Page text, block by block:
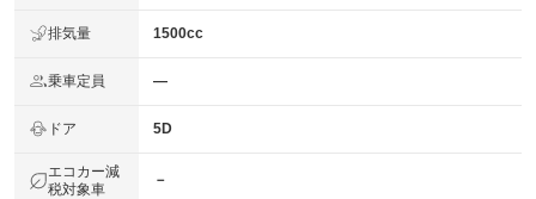
排気量 1500cc
乗車定員 ―
ドア 5D
エコカー減
税対象車
－